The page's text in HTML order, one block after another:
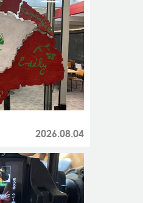
2026.08.04